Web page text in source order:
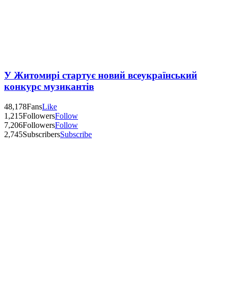
У Житомирі стартує новий всеукраїнський
конкурс музикантів
48,178FansLike
1,215FollowersFollow
7,206FollowersFollow
2,745SubscribersSubscribe